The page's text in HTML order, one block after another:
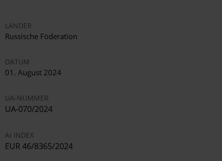
LÄNDER
Russische Föderation
DATUM
01. August 2024
UA-NUMMER
UA-070/2024
AI INDEX
EUR 46/8365/2024